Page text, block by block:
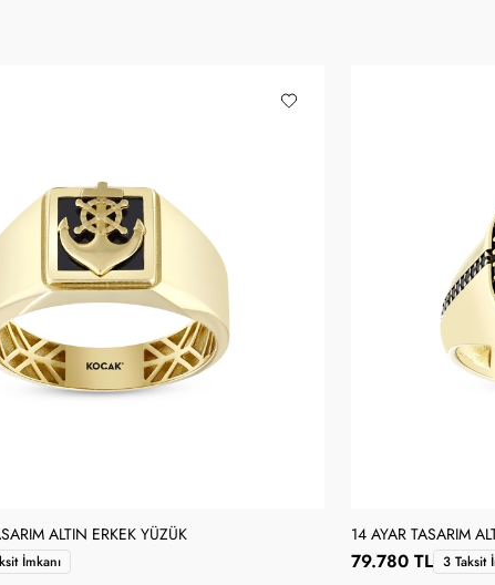
ALTIN ERKEK YÜZÜK
İmkanı
14 AYAR TASARIM
79.780 TL 3 Taksit